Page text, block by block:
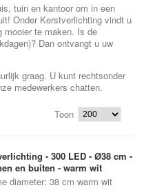
tuin en kantoor om in een
Onder Kerstverlichting vindt u
mooier te maken. Is de
Dan ontvangt u uw
graag. U kunt rechtsonder
medewerkers chatten.
Toon
- 300 LED - Ø38 cm -
en buiten - warm wit
diameter: 38 cm warm wit